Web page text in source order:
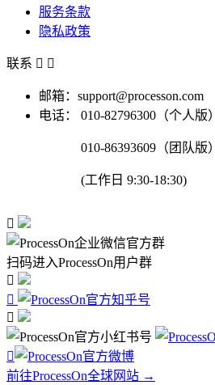
服务条款
隐私政策
联系  
邮箱：support@processon.com
电话：
010-82796300（个人版）
010-86393609（团队版）
(工作日 9:30-18:30)

扫码进入ProcessOn用户群




前往ProcessOn全球网站 →